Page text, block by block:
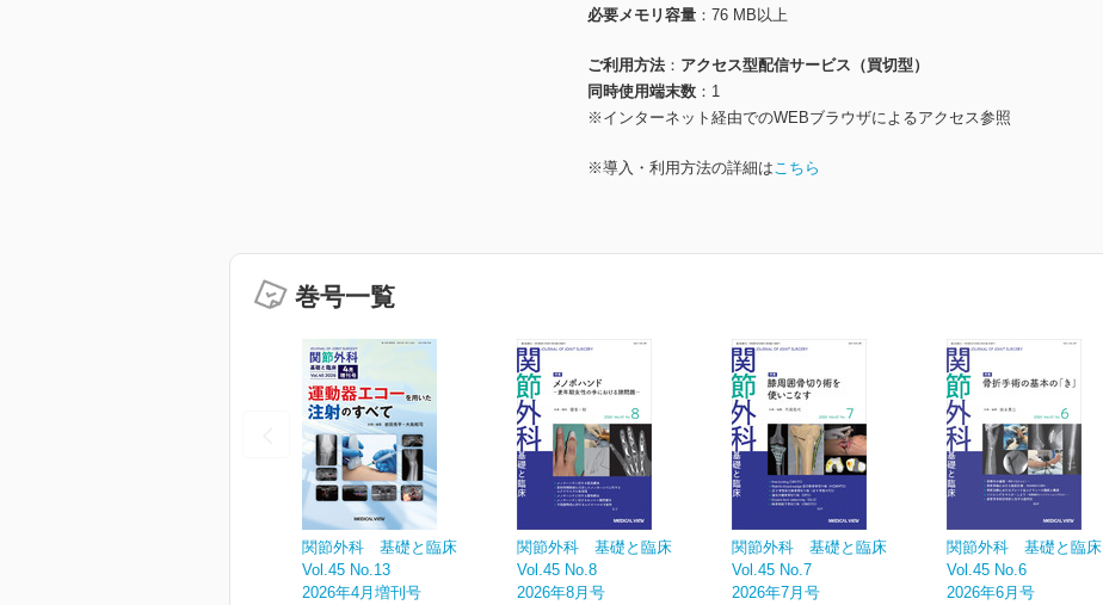
必要メモリ容量
76 MB以上
ご利用方法
アクセス型配信サービス（買切型）
同時使用端末数
1
※インターネット経由でのWEBブラウザによるアクセス参照
※導入・利用方法の詳細はこちら
巻号一覧
関節外科 基礎と臨床
Vol.45 No.13
2026年4月増刊号
関節外科 基礎と臨床
Vol.45 No.8
2026年8月号
関節外科 基礎と臨床
Vol.45 No.7
2026年7月号
関節外科 基礎と臨床
Vol.45 No.6
2026年6月号